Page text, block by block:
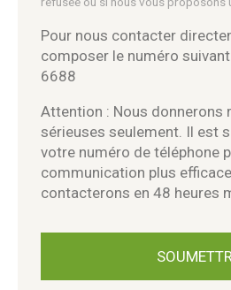
Pour nous contacter
composer le numéro
6688
Attention : Nous donnerons
sérieuses seulement. Il est
votre numéro de téléphone
communication plus
contacterons en 48 heures